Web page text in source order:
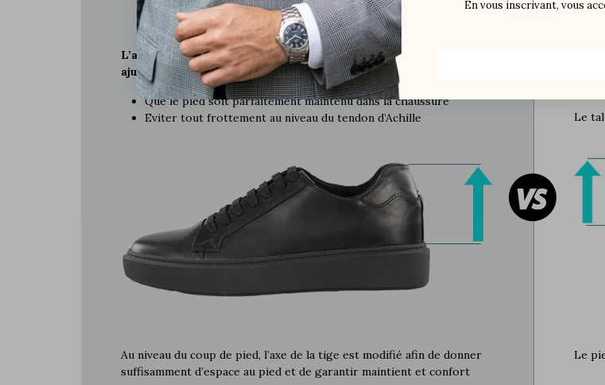
MARIO BERTULLI
L’arrière de la chaussure est plus haut et la courbe arrière est
ajustée pour :
Que le pied soit parfaitement maintenu dans la chaussure
Eviter tout frottement au niveau du tendon d’Achille
ce
Le
Au niveau du coup de pied, l’axe de la tige est modifié afin de donner
suffisamment d’espace au pied et de garantir maintient et confort
Le
En vous inscrivant, vous